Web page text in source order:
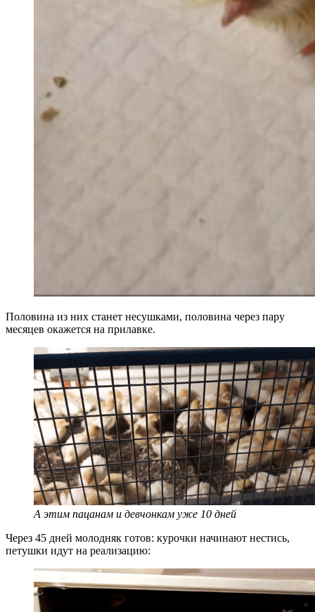
Половина из них станет несушками, половина через пару
месяцев окажется на прилавке.
А этим пацанам и девчонкам уже 10 дней
Через 45 дней молодняк готов: курочки начинают нестись,
петушки идут на реализацию: